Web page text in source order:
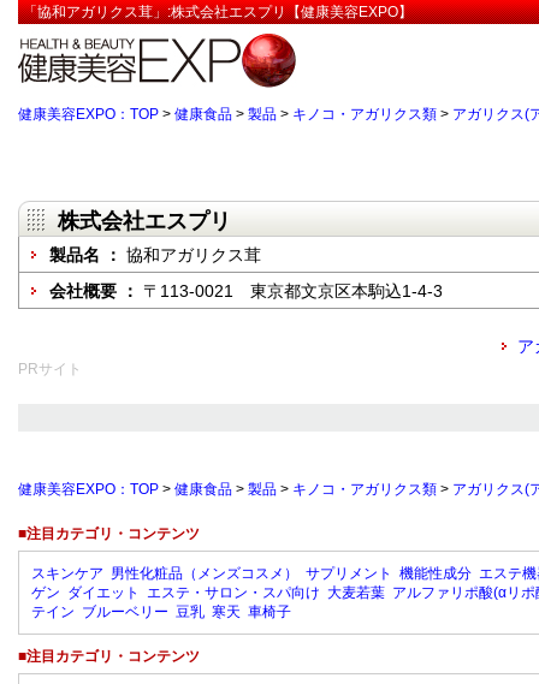
「協和アガリクス茸」:株式会社エスプリ【健康美容EXPO】
健康美容EXPO：TOP > 健康食品 > 製品 > キノコ・アガリクス類 > アガリクス(
株式会社エスプリ
製品名 ： 協和アガリクス茸
会社概要 ： 〒113-0021 東京都文京区本駒込1-4-3
ア
PRサイト
健康美容EXPO：TOP > 健康食品 > 製品 > キノコ・アガリクス類 > アガリクス(
■注目カテゴリ・コンテンツ
スキンケア 男性化粧品（メンズコスメ） サプリメント 機能性成分 エステ
ゲン ダイエット エステ・サロン・スパ向け 大麦若葉 アルファリポ酸(αリポ
テイン ブルーベリー 豆乳 寒天 車椅子
■注目カテゴリ・コンテンツ